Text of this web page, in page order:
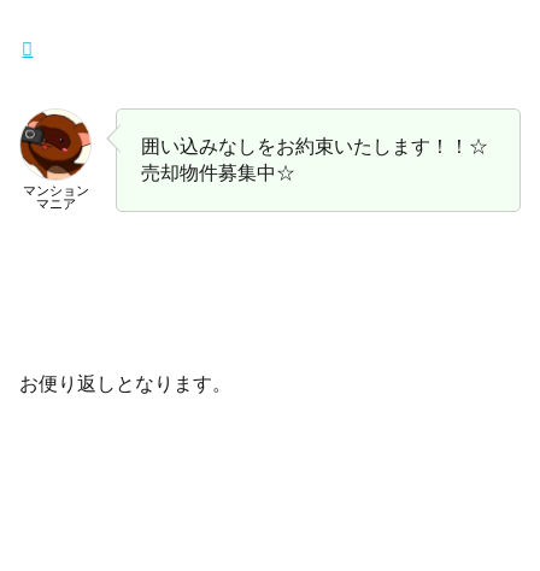
マンション
マニア
囲い込みなしをお約束いたします！！☆
売却物件募集中☆
お便り返しとなります。